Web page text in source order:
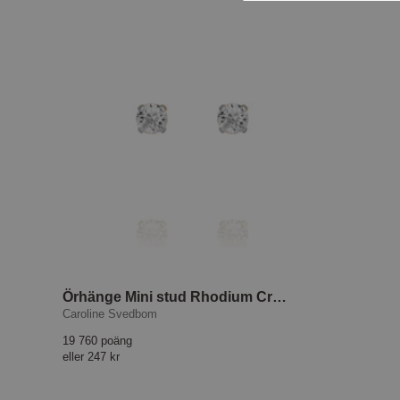
Örhänge Mini stud Rhodium Crystal
Caroline Svedbom
19 760 poäng
eller 247 kr